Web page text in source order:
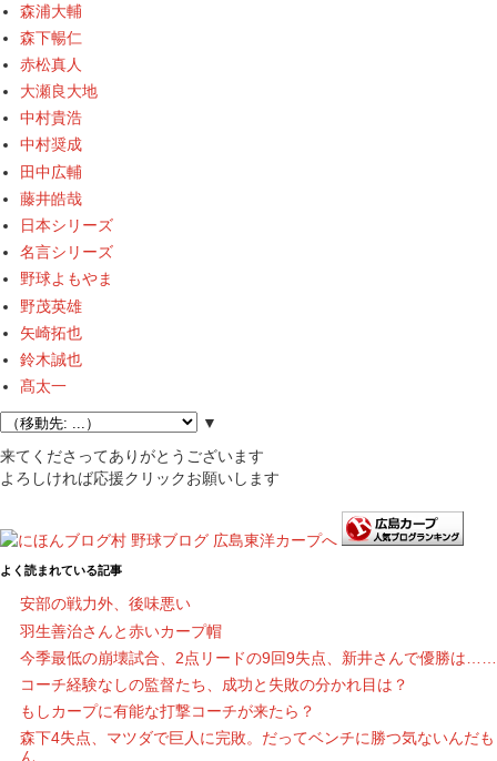
森浦大輔
森下暢仁
赤松真人
大瀬良大地
中村貴浩
中村奨成
田中広輔
藤井皓哉
日本シリーズ
名言シリーズ
野球よもやま
野茂英雄
矢崎拓也
鈴木誠也
髙太一
▼
来てくださってありがとうございます
よろしければ応援クリックお願いします
よく読まれている記事
安部の戦力外、後味悪い
羽生善治さんと赤いカープ帽
今季最低の崩壊試合、2点リードの9回9失点、新井さんで優勝は……
コーチ経験なしの監督たち、成功と失敗の分かれ目は？
もしカープに有能な打撃コーチが来たら？
森下4失点、マツダで巨人に完敗。だってベンチに勝つ気ないんだも
ん